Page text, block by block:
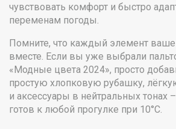
чувствовать комфорт и быстро
переменам погоды.
Помните, что каждый элемент
вместе. Если вы уже выбрали
«Модные цвета 2024», просто
простую хлопковую рубашку,
и аксессуары в нейтральных тонах
готов к любой прогулке при 10°C.